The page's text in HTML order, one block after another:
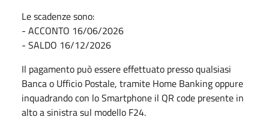
Le scadenze sono:
- ACCONTO 16/06/2026
- SALDO 16/12/2026
Il pagamento può essere effettuato presso qualsiasi
Banca o Ufficio Postale, tramite Home Banking oppure
inquadrando con lo Smartphone il QR code presente in
alto a sinistra sul modello F24.